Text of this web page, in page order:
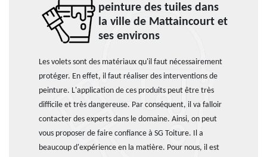
peinture des tuiles dans
la ville de Mattaincourt et
ses environs
Les volets sont des matériaux qu'il faut nécessairement
protéger. En effet, il faut réaliser des interventions de
peinture. L'application de ces produits peut être très
difficile et très dangereuse. Par conséquent, il va falloir
contacter des experts dans le domaine. Ainsi, on peut
vous proposer de faire confiance à SG Toiture. Il a
beaucoup d'expérience en la matière. Pour nous, il est